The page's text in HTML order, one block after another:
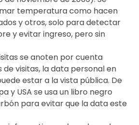
temperatura como hacen
y otros, solo para detectar
y evitar ingreso, pero sin
se anoten por cuenta
de visitas, la data personal en
estar a la vista pública. De
y USA se usa un libro negro
para evitar que la data este